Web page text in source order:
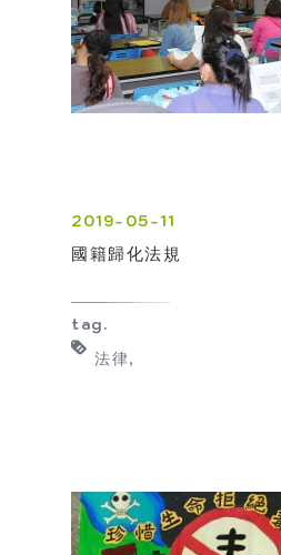
2019-05-11
國籍歸化法規
tag.
法律